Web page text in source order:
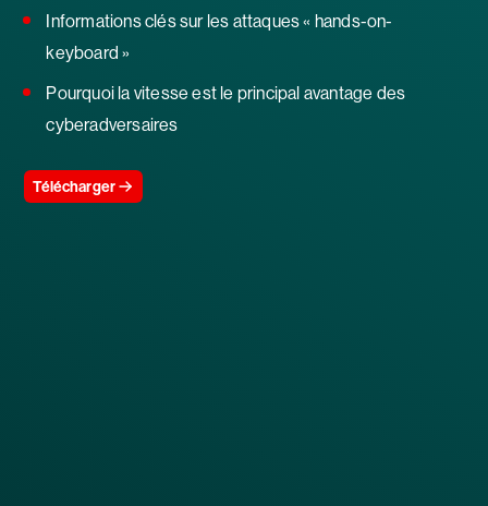
Informations clés sur les attaques « hands-on-
keyboard »
Pourquoi la vitesse est le principal avantage des
cyberadversaires
Télécharger